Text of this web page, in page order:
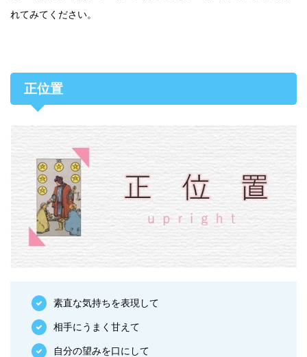
れてみてください。
正位置
素直な気持ちを表現して
相手にうまく甘えて
自分の望みを口にして